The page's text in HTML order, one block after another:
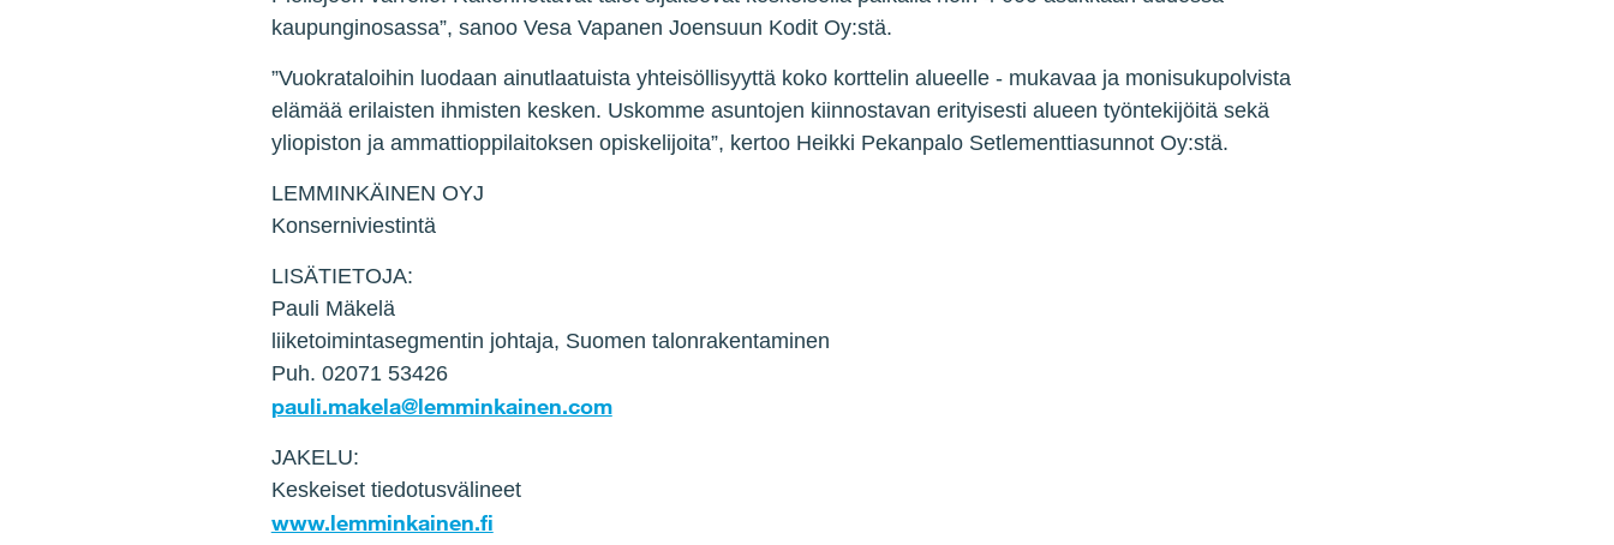
kaupunginosassa”, sanoo Vesa Vapanen Joensuun Kodit Oy:stä.
”Vuokrataloihin luodaan ainutlaatuista yhteisöllisyyttä koko korttelin alueelle - mukavaa ja monisukupolvista
elämää erilaisten ihmisten kesken. Uskomme asuntojen kiinnostavan erityisesti alueen työntekijöitä sekä
yliopiston ja ammattioppilaitoksen opiskelijoita”, kertoo Heikki Pekanpalo Setlementtiasunnot Oy:stä.
LEMMINKÄINEN OYJ
Konserniviestintä
LISÄTIETOJA:
Pauli Mäkelä
liiketoimintasegmentin johtaja, Suomen talonrakentaminen
Puh. 02071 53426
pauli.makela@lemminkainen.com
JAKELU:
Keskeiset tiedotusvälineet
www.lemminkainen.fi